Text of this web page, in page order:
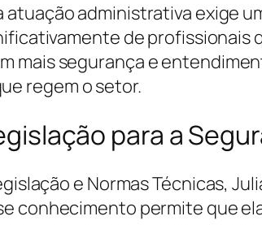
atuação administrativa exige
de profissionais
mais segurança e
regem o setor.
para a
e Normas Técnicas,
conhecimento permite que